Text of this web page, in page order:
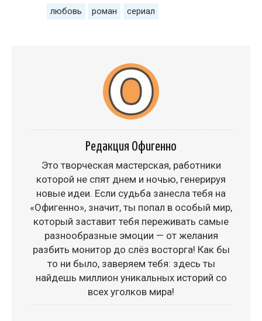
любовь роман сериал
Редакция Офигенно
Это творческая мастерская, работники
которой не спят днем и ночью, генерируя
новые идеи. Если судьба занесла тебя на
«Офигенно», значит, ты попал в особый мир,
который заставит тебя переживать самые
разнообразные эмоции — от желания
разбить монитор до слёз восторга! Как бы
то ни было, заверяем тебя: здесь ты
найдешь миллион уникальных историй со
всех уголков мира!